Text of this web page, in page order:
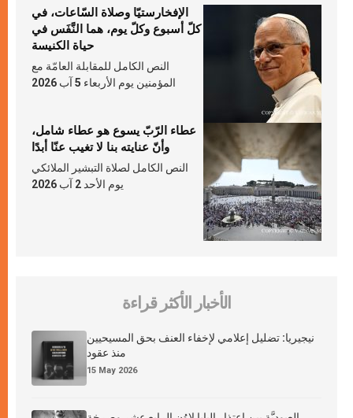
الإفخارستيّا وصلاة السّاعات، في
كلّ أسبوع وكلّ يوم، هما النَّفَس في
حياة الكنيسة
النص الكامل للمقابلة العامّة مع
المؤمنين يوم الأربعاء 5 آب 2026
عطاء الرّبّ يسوع هو عطاء شامل،
وأنّ عنايته بنا لا تغيب عنّا أبدًا
النص الكامل لصلاة التبشير الملائكي
يوم الأحد 2 آب 2026
الأخبار الأكثر قراءة
نيجيريا: تضليل إعلامي لإخفاء العنف بحق المسيحيين
منذ عقود
15 May 2026